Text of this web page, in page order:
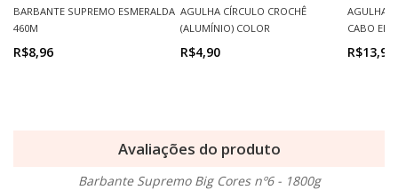
BARBANTE SUPREMO ESMERALDA
460M
R$8,96
AGULHA CÍRCULO CROCHÊ
(ALUMÍNIO) COLOR
R$4,90
AGULHA
CABO
R$13,90
Avaliações do produto
Barbante Supremo Big Cores nº6 - 1800g